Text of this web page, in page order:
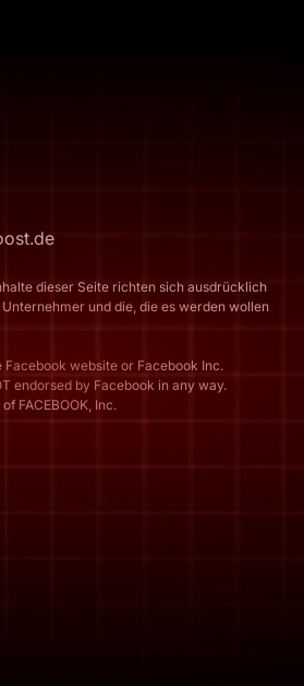
dieser Seite richten sich ausdrücklich
und die, die es werden wollen
website or Facebook Inc.
endorsed by Facebook in any way.
FACEBOOK, Inc.